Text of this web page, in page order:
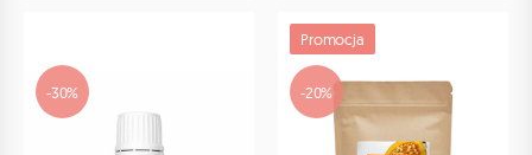
-30%
Promocja
-20%